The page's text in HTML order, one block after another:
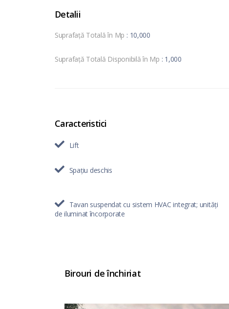
Detalii
Suprafață Totală în Mp : 10,000
Suprafață Totală Disponibilă în Mp : 1,000
Caracteristici
Lift
Spațiu deschis
Tavan suspendat cu sistem HVAC integrat; unități
de iluminat încorporate
Birouri de închiriat